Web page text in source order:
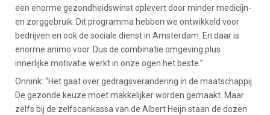
een enorme gezondheidswinst oplevert door minder medicijn-
en zorggebruik. Dit programma hebben we ontwikkeld voor
bedrijven en ook de sociale dienst in Amsterdam. En daar is
enorme animo voor. Dus de combinatie omgeving plus
innerlijke motivatie werkt in onze ogen het beste.”
Onnink: “Het gaat over gedragsverandering ín de maatschappij.
De gezonde keuze moet makkelijker worden gemaakt. Maar
zelfs bij de zelfscankassa van de Albert Heijn staan de dozen